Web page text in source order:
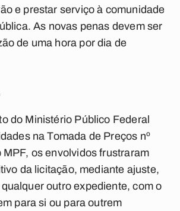
e prestar serviço à comunidade
As novas penas devem ser
de uma hora por dia de
do Ministério Público Federal
na Tomada de Preços nº
MPF, os envolvidos frustraram
da licitação, mediante ajuste,
outro expediente, com o
para si ou para outrem